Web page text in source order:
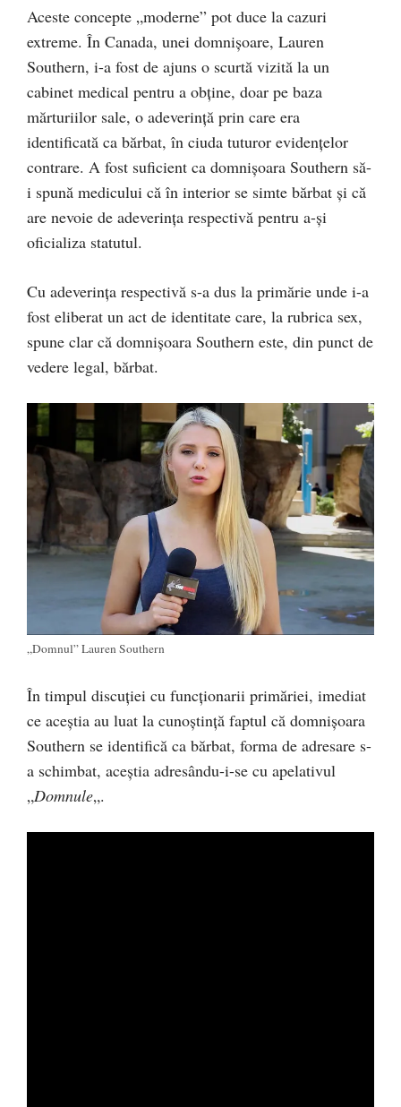
Aceste concepte „moderne” pot duce la cazuri
extreme. În Canada, unei domnișoare, Lauren
Southern, i-a fost de ajuns o scurtă vizită la un
cabinet medical pentru a obține, doar pe baza
mărturiilor sale, o adeverință prin care era
identificată ca bărbat, în ciuda tuturor evidențelor
contrare. A fost suficient ca domnișoara Southern să-
i spună medicului că în interior se simte bărbat și că
are nevoie de adeverința respectivă pentru a-și
oficializa statutul.
Cu adeverința respectivă s-a dus la primărie unde i-a
fost eliberat un act de identitate care, la rubrica sex,
spune clar că domnișoara Southern este, din punct de
vedere legal, bărbat.
„Domnul” Lauren Southern
În timpul discuției cu funcționarii primăriei, imediat
ce aceștia au luat la cunoștință faptul că domnișoara
Southern se identifică ca bărbat, forma de adresare s-
a schimbat, aceștia adresându-i-se cu apelativul
„Domnule„.